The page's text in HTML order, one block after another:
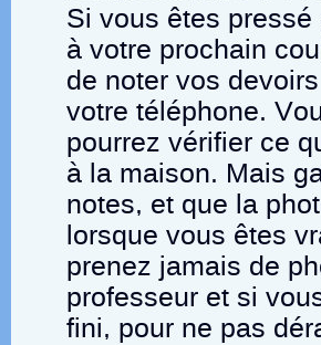
Si vous êtes
à votre prochain
de noter vos
votre téléphone.
pourrez vérifier ce
à la maison. Mais
notes, et que la
lorsque vous êtes
prenez jamais de
professeur et si
fini, pour ne pas